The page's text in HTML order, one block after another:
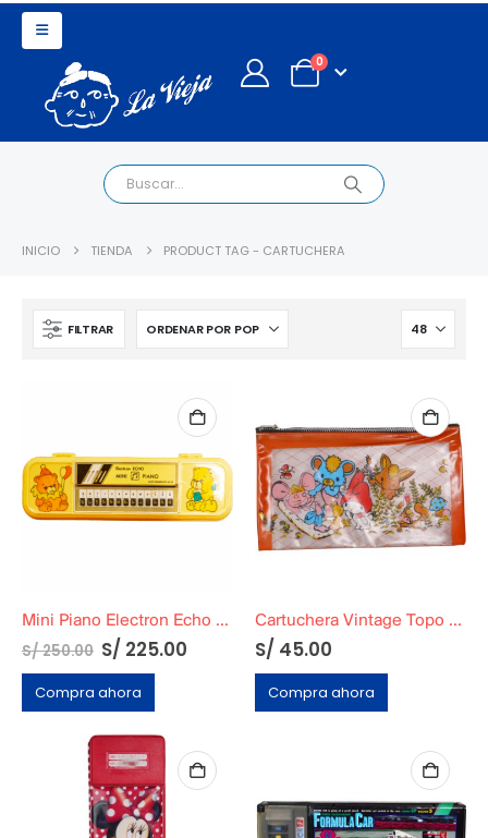
0
INICIO TIENDA PRODUCT TAG - CARTUCHERA
FILTRAR
Mini Piano Electron Echo Funcional + Cartuchera
S/250.00 S/ 225.00
Compra ahora
Cartuchera Vintage Topo Gigio
S/ 45.00
Compra ahora